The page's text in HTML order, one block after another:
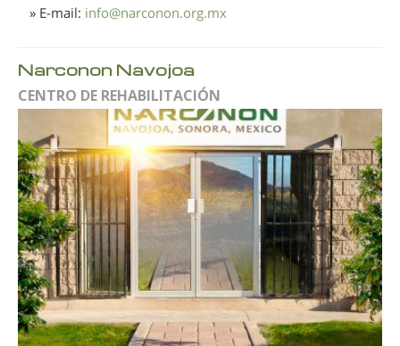
» E-mail: info@narconon.org.mx
Narconon Navojoa
CENTRO DE REHABILITACIÓN